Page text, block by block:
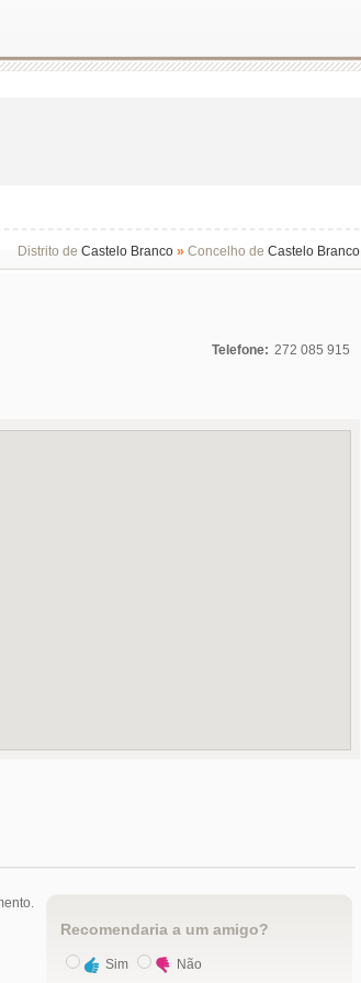
Distrito de Castelo Branco » Concelho de Castelo Branco
Telefone: 272 085 915
Recomendaria a um amigo?
Sim Não